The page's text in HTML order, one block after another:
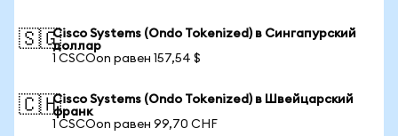
🇸🇬Cisco Systems (Ondo Tokenized) в Сингапурский
доллар
1 CSCOon равен 157,54 $
🇨🇭Cisco Systems (Ondo Tokenized) в Швейцарский
франк
1 CSCOon равен 99,70 CHF